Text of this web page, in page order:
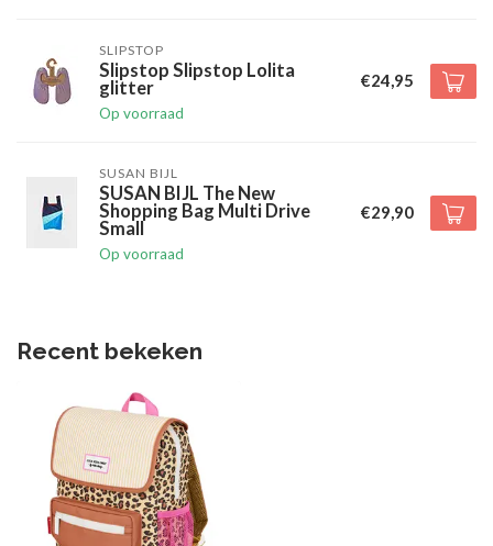
SLIPSTOP
Slipstop Slipstop Lolita
glitter
Op voorraad
€24,95
SUSAN BIJL
SUSAN BIJL The New
Shopping Bag Multi Drive
Small
Op voorraad
€29,90
Recent bekeken